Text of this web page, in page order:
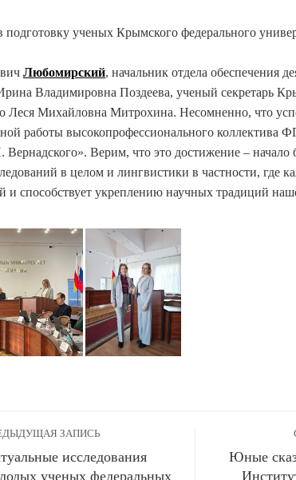
ученых Крымского федерального
Любомирский, начальник отдела обеспечения
Владимировна Поздеева, ученый секретарь
Леся Михайловна Митрохина. Несомненно, что
работы высокопрофессионального
Верим, что это достижение – начало
в целом и лингвистики в частности, где
способствует укреплению научных традиций
ЗАПИСЬ
исследования
ученых федеральных
Юные